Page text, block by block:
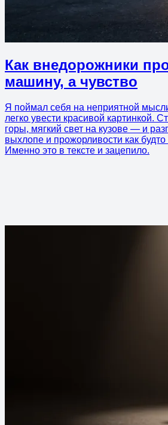
Как внедорожники
машину, а чувство
Я поймал себя на неприятной
легко увести красивой картинкой.
горы, мягкий свет на кузове — и
выхлопе и прожорливости как будто
Именно это в тексте и зацепило.